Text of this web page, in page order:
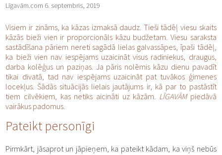
Līgavām.com 6. septembris, 2019
Visiem ir zināms, ka kāzas izmaksā daudz. Tieši tādēļ viesu skaits
kāzās bieži vien ir proporcionāls kāzu budžetam. Viesu saraksta
sastādīšana pāriem nereti sagādā lielas galvassāpes, īpaši tādēļ,
ka bieži vien nav iespējams uzaicināt visus radiniekus, draugus,
darba kolēģus un paziņas. Ja pāris nolēmis kāzu dienu pavadīt
tikai divatā, tad nav iespējams uzaicināt pat tuvākos ģimenes
locekļus. Šādās situācijās lielais jautājums ir, kā par to pastāstīt
tiem cilvēkiem, kas netiks aicināti uz kāzām. LĪGAVĀMpiedāvā
vairākus padomus.
Pateikt personīgi
Pirmkārt, jāsaprot un jāpieņem, ka pateikt kādam, ka viņš nebūs